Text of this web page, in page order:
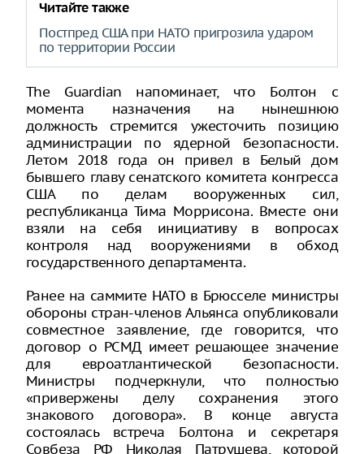
Читайте также
Постпред США при НАТО пригрозила ударом
по территории России
The Guardian напоминает, что Болтон с
момента назначения на нынешнюю
должность стремится ужесточить позицию
администрации по ядерной безопасности.
Летом 2018 года он привел в Белый дом
бывшего главу сенатского комитета конгресса
США по делам вооруженных сил,
республиканца Тима Моррисона. Вместе они
взяли на себя инициативу в вопросах
контроля над вооружениями в обход
государственного департамента.
Ранее на саммите НАТО в Брюсселе министры
обороны стран-членов Альянса опубликовали
совместное заявление, где говорится, что
договор о РСМД имеет решающее значение
для евроатлантической безопасности.
Министры подчеркнули, что полностью
«привержены делу сохранения этого
знакового договора». В конце августа
состоялась встреча Болтона и секретаря
Совбеза РФ Николая Патрушева, которой